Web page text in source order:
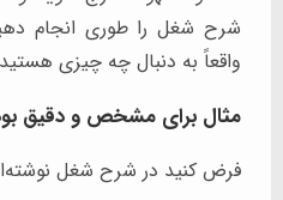
شرح شغل را طوری انجام
واقعاً به دنبال چه چیزی
مثال برای مشخص و دقیق
فرض کنید در شرح شغل